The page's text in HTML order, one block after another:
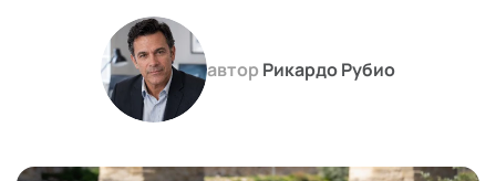
автор Рикардо Рубио